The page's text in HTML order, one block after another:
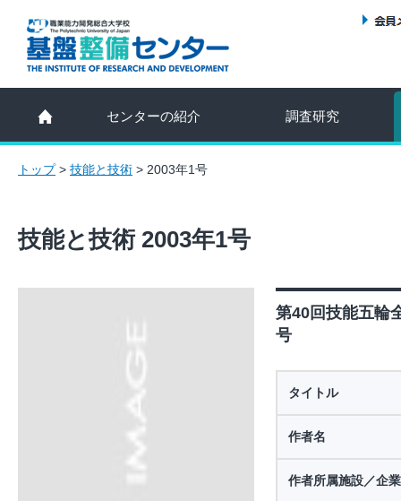
センターの紹介 調査研究
トップ> 技能と技術 > 2003年1号
技能と技術 2003年1号
第40回技能五輪
号
タイトル
作者名
作者所属施設／企業